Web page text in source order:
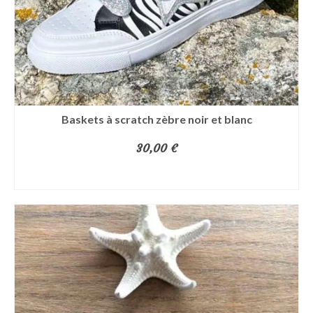
choisies
sur
la
page
du
produit
Baskets à scratch zèbre noir et blanc
30,00 €
produit
a
plusieurs
variations.
Les